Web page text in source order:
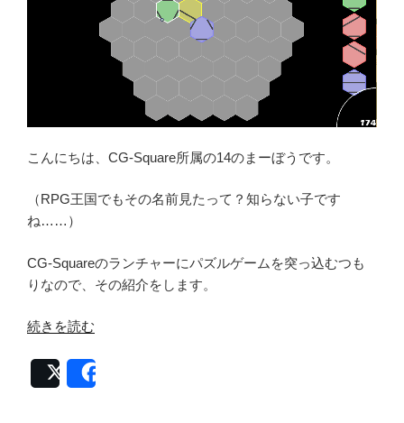
こんにちは、CG-Square所属の14のまーぼうです。
（RPG王国でもその名前見たって？知らない子です
ね……）
CG-Squareのランチャーにパズルゲームを突っ込むつも
りなので、その紹介をします。
“パ
ゲ
続きを読む
Post